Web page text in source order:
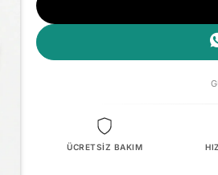
ÜCRETSİZ BAKIM